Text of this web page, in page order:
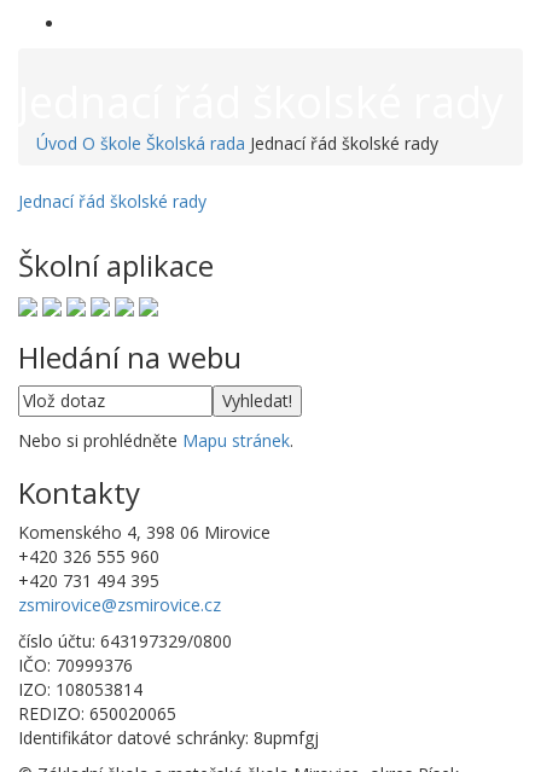
Úvod O škole Školská rada Jednací řád školské rady
Jednací řád školské rady
Školní aplikace
Hledání na webu
Nebo si prohlédněte Mapu stránek.
Kontakty
Komenského 4, 398 06 Mirovice
+420 326 555 960
+420 731 494 395
zsmirovice@zsmirovice.cz
číslo účtu: 643197329/0800
IČO: 70999376
IZO: 108053814
REDIZO: 650020065
Identifikátor datové schránky: 8upmfgj